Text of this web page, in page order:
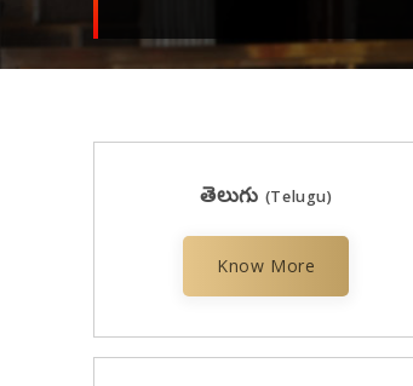
తెలుగు (Telugu)
Know More